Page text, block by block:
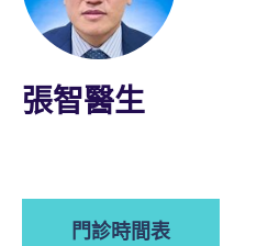
張智醫生
門診時間表